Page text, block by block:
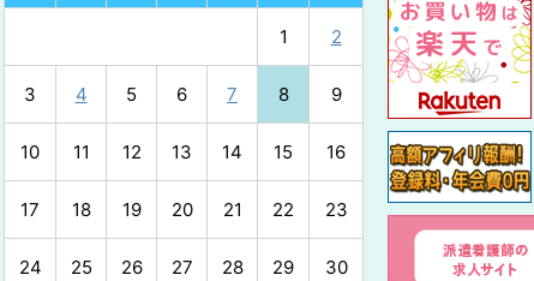
1 2
3 4 5 6 7 8 9
10 11 12 13 14 15 16
17 18 19 20 21 22 23
24 25 26 27 28 29 30